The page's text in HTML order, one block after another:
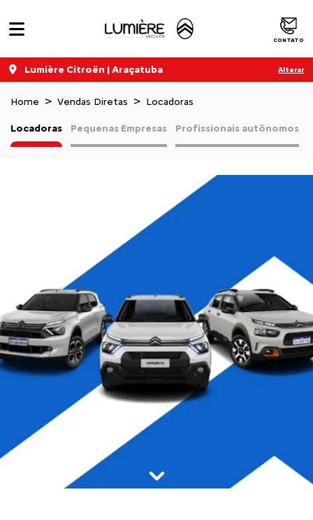
CONTATO
Lumière Citroën | Araçatuba Alterar
Home Vendas Diretas Locadoras
Pequenas Empresas Profissionais autônomos
Locadoras